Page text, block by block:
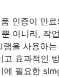
인증이 만
아니라, 작
을 사용하
효과적인
필요한